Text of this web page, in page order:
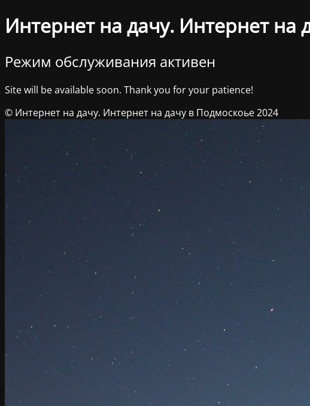
Интернет на дачу. Интернет на
Режим обслуживания активен
Site will be available soon. Thank you for your patience!
© Интернет на дачу. Интернет на дачу в Подмоскоье 2024